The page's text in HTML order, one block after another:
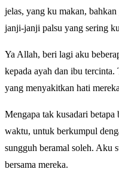
jelas, yang ku makan,
janji-janji palsu yang sering
Ya Allah, beri lagi aku
kepada ayah dan ibu tercinta.
yang menyakitkan hati
Mengapa tak kusadari
waktu, untuk berkumpul
sungguh beramal soleh. Aku
bersama mereka.